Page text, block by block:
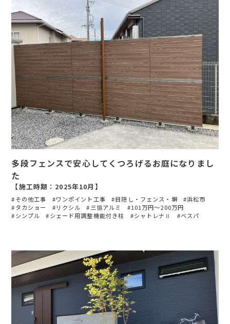
多段フェンスで安心してくつろげるお庭になりまし
た
【施工時期：2025年10月】
その他工事 ワンポイント工事 目隠し・フェンス・塀
浜松市
タカショー
リクシル 三協アルミ
101万円〜200万円
シンプル
シェード用調整機能付き柱 シャトレナⅡ ベスパ